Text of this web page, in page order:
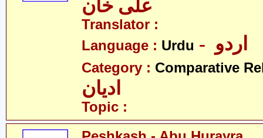
علی خان
Translator :
Language : Urdu
Category : Comparative
ادیان
Topic :